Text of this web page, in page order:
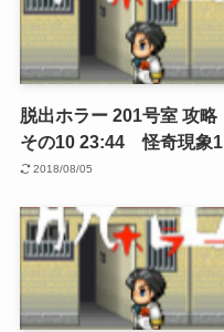
脱出ホラー 201号室 攻略
その10 23:44 怪奇現象1
2018/08/05